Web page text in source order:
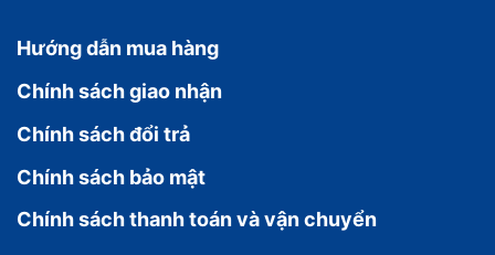
Hướng dẫn mua hàng
Chính sách giao nhận
Chính sách đổi trả
Chính sách bảo mật
Chính sách thanh toán và vận chuyển